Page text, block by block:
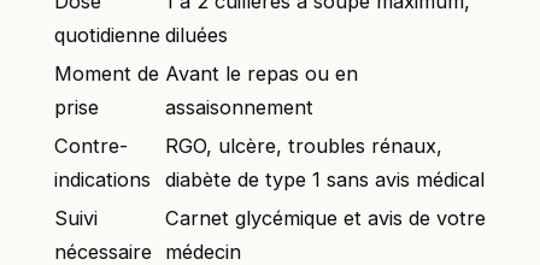
quotidienne diluées
Moment de
prise
Avant le repas ou en
assaisonnement
Contre-
indications
RGO, ulcère, troubles rénaux,
diabète de type 1 sans avis médical
Suivi
nécessaire
Carnet glycémique et avis de votre
médecin